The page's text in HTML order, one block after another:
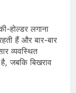
होल्डर लगाना
हैं और बार-बार
व्यवस्थित
जबकि बिखराव